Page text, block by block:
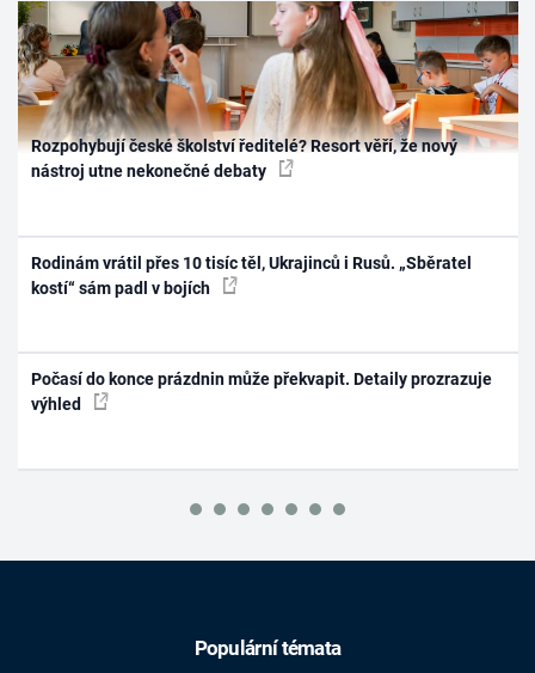
Rozpohybují české školství ředitelé? Resort věří, že nový
nástroj utne nekonečné debaty
Rodinám vrátil přes 10 tisíc těl, Ukrajinců i Rusů. „Sběratel
kostí“ sám padl v bojích
Počasí do konce prázdnin může překvapit. Detaily prozrazuje
výhled
Populární témata